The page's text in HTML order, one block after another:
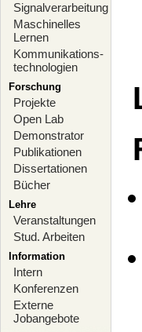
Signalverarbeitung
Maschinelles
Lernen
Kommunikations-
technologien
Forschung
Projekte
Open Lab
Demonstrator
Publikationen
Dissertationen
Bücher
Lehre
Veranstaltungen
Stud. Arbeiten
Information
Intern
Konferenzen
Externe
Jobangebote